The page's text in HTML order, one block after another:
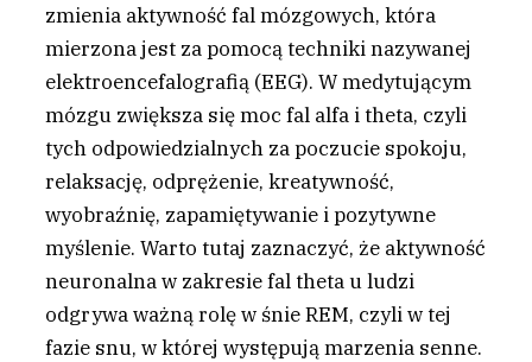
zmienia aktywność fal mózgowych, która
mierzona jest za pomocą techniki nazywanej
elektroencefalografią (EEG). W medytującym
mózgu zwiększa się moc fal alfa i theta, czyli
tych odpowiedzialnych za poczucie spokoju,
relaksację, odprężenie, kreatywność,
wyobraźnię, zapamiętywanie i pozytywne
myślenie. Warto tutaj zaznaczyć, że aktywność
neuronalna w zakresie fal theta u ludzi
odgrywa ważną rolę w śnie REM, czyli w tej
fazie snu, w której występują marzenia senne.